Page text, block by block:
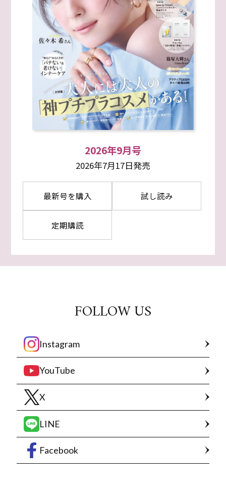
2026年9月号
2026年7月17日発売
最新号を購入 試し読み
定期購読
FOLLOW US
Instagram
YouTube
X
LINE
Facebook